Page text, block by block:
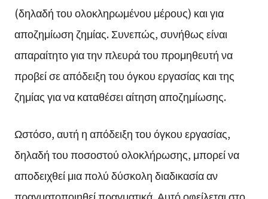
(δηλαδή του ολοκληρωμένου μέρους) και για
αποζημίωση ζημίας. Συνεπώς, συνήθως είναι
απαραίτητο για την πλευρά του προμηθευτή να
προβεί σε απόδειξη του όγκου εργασίας και της
ζημίας για να καταθέσει αίτηση αποζημίωσης.
Ωστόσο, αυτή η απόδειξη του όγκου εργασίας,
δηλαδή του ποσοστού ολοκλήρωσης, μπορεί να
αποδειχθεί μια πολύ δύσκολη διαδικασία αν
πραγματοποιηθεί πραγματικά. Αυτό οφείλεται στο